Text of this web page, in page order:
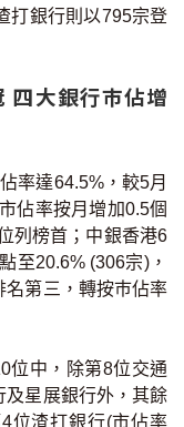
打銀行則以795宗登
四大銀行巿佔增
率達64.5%，較5月
佔率按月增加0.5個
列榜首；中銀香港6
至20.6% (306宗)，
名第三，轉按巿佔率
位中，除第8位交通
及星展銀行外，其餘
位渣打銀行(市佔率